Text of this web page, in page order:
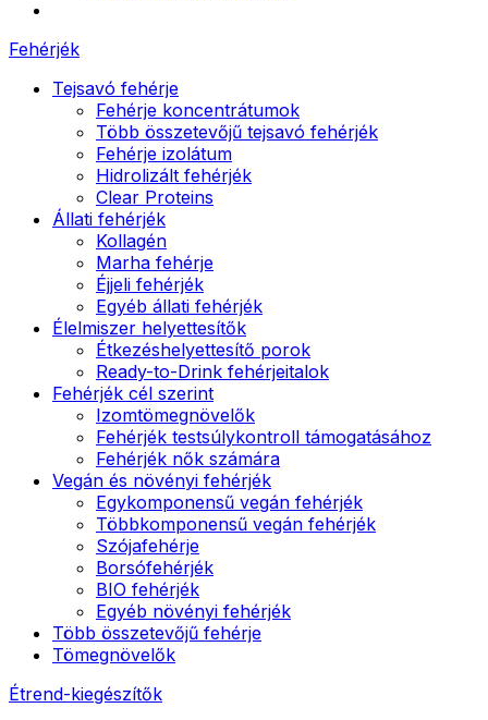
Fehérjék
Tejsavó fehérje
Fehérje koncentrátumok
Több összetevőjű tejsavó fehérjék
Fehérje izolátum
Hidrolizált fehérjék
Clear Proteins
Állati fehérjék
Kollagén
Marha fehérje
Éjjeli fehérjék
Egyéb állati fehérjék
Élelmiszer helyettesítők
Étkezéshelyettesítő porok
Ready-to-Drink fehérjeitalok
Fehérjék cél szerint
Izomtömegnövelők
Fehérjék testsúlykontroll támogatásához
Fehérjék nők számára
Vegán és növényi fehérjék
Egykomponensű vegán fehérjék
Többkomponensű vegán fehérjék
Szójafehérje
Borsófehérjék
BIO fehérjék
Egyéb növényi fehérjék
Több összetevőjű fehérje
Tömegnövelők
Étrend-kiegészítők